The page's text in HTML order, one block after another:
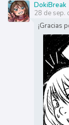
DokiBreak
28 de sep.
¡Gracias